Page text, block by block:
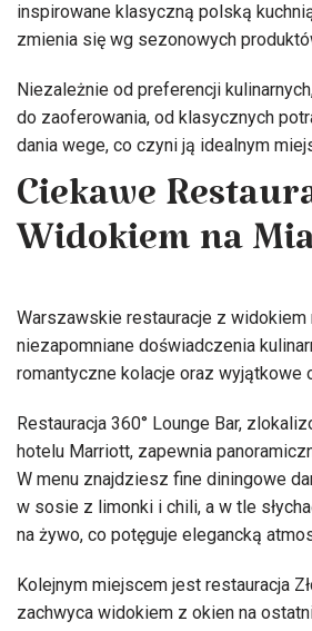
inspirowane klasyczną polską
zmienia się wg sezonowych
Niezależnie od preferencji
do zaoferowania, od klasycznych
dania wege, co czyni ją idealnym
Ciekawe
Widokiem na
Warszawskie restauracje z widokiem
niezapomniane doświadczenia
romantyczne kolacje oraz wyjątkowe
Restauracja 360° Lounge Bar,
hotelu Marriott, zapewnia
W menu znajdziesz fine diningowe
w sosie z limonki i chili, a w tle
na żywo, co potęguje elegancką
Kolejnym miejscem jest restauracja
zachwyca widokiem z okien na